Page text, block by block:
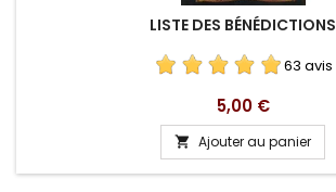
LISTE DES BÉNÉDICTIONS
63 avis
Prix
5,00 €
 Ajouter au panier